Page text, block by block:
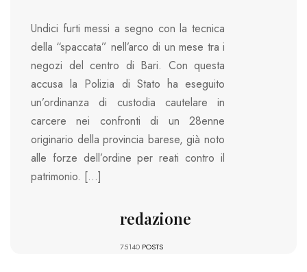
Undici furti messi a segno con la tecnica
della “spaccata” nell’arco di un mese tra i
negozi del centro di Bari. Con questa
accusa la Polizia di Stato ha eseguito
un’ordinanza di custodia cautelare in
carcere nei confronti di un 28enne
originario della provincia barese, già noto
alle forze dell’ordine per reati contro il
patrimonio. […]
redazione
75140 POSTS